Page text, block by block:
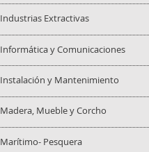
Industrias Extractivas
Informática y Comunicaciones
Instalación y Mantenimiento
Madera, Mueble y Corcho
Marítimo- Pesquera